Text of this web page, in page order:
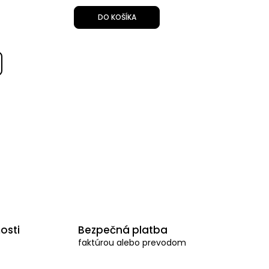
DO KOŠÍKA
Bezpečná platba
faktúrou alebo prevodom